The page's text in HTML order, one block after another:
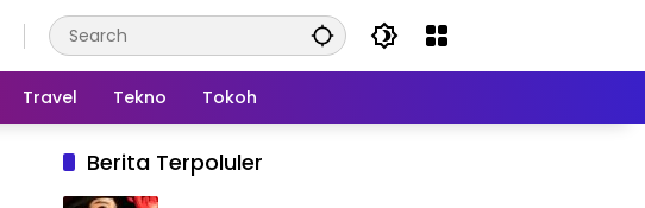
Travel Tekno Tokoh
Berita Terpoluler